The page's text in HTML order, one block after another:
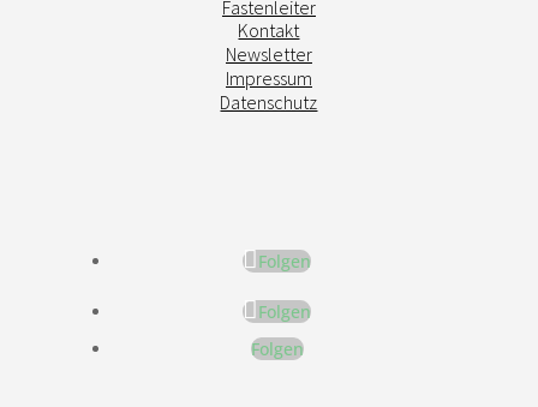
Fastenleiter
Kontakt
Newsletter
Impressum
Datenschutz
Folgen
Folgen
Folgen